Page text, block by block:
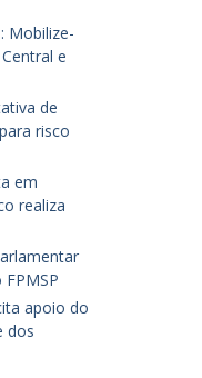
Mobilize-
e
de
risco
em
realiza
apoio do
dos